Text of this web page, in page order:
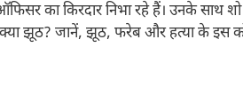
का किरदार निभा रहे हैं। उनके साथ
झूठ? जानें, झूठ, फरेब और हत्या के इस